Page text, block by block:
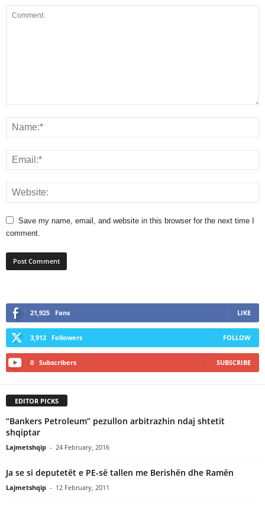
Save my name, email, and website in this browser for the next time I
comment.
21,925 Fans LIKE
3,912 Followers FOLLOW
0 Subscribers SUBSCRIBE
EDITOR PICKS
“Bankers Petroleum” pezullon arbitrazhin ndaj shtetit
shqiptar
Lajmetshqip - 24 February, 2016
Ja se si deputetët e PE-së tallen me Berishën dhe Ramën
Lajmetshqip - 12 February, 2011